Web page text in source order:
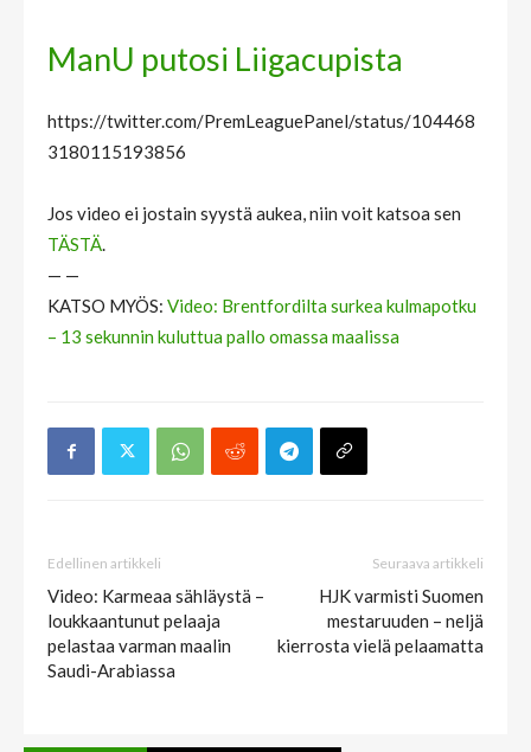
ManU putosi Liigacupista
https://twitter.com/PremLeaguePanel/status/104468
3180115193856
Jos video ei jostain syystä aukea, niin voit katsoa sen
TÄSTÄ.
— —
KATSO MYÖS: Video: Brentfordilta surkea kulmapotku
– 13 sekunnin kuluttua pallo omassa maalissa
Edellinen artikkeli
Video: Karmeaa sähläystä –
loukkaantunut pelaaja
pelastaa varman maalin
Saudi-Arabiassa
Seuraava artikkeli
HJK varmisti Suomen
mestaruuden – neljä
kierrosta vielä pelaamatta